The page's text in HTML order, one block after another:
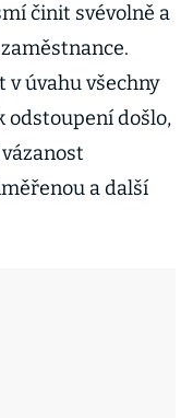
činit svévolně a
v úvahu všechny
odstoupení došlo,
a další